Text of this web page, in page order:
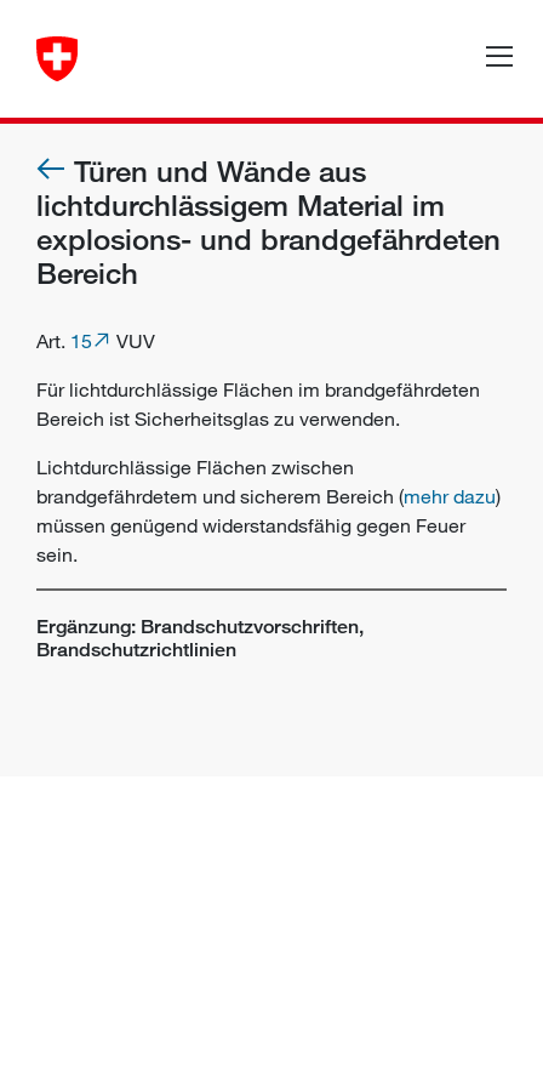
Türen und Wände aus
lichtdurchlässigem Material im
explosions- und brandgefährdeten
Bereich
Art. 15
VUV
Für lichtdurchlässige Flächen im brandgefährdeten
Bereich ist Sicherheitsglas zu verwenden.
Lichtdurchlässige Flächen zwischen
brandgefährdetem und sicherem Bereich (mehr dazu)
müssen genügend widerstandsfähig gegen Feuer
sein.
Ergänzung: Brandschutzvorschriften,
Brandschutzrichtlinien